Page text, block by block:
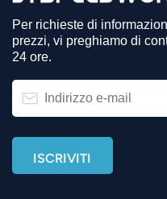
Per richieste di
prezzi, vi preghiamo di
24 ore.